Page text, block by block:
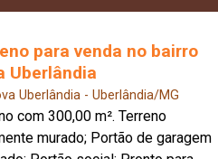
para venda no bairro
Uberlândia
Uberlândia - Uberlândia/MG
com 300,00 m². Terreno
murado; Portão de garagem